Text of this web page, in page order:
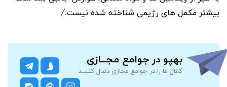
بیشتر مکمل های رژیمی شناخته شده نیست./
بهپو در جوامع مجــازی
کانال ما را در جوامع مجازی دنبال کنیــد